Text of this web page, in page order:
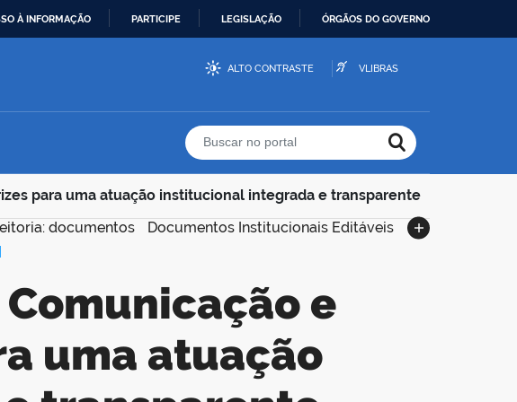
À INFORMAÇÃO PARTICIPE LEGISLAÇÃO ÓRGÃOS DO GOVERNO
ALTO CONTRASTE VLIBRAS
Buscar no portal
para uma atuação institucional integrada e transparente
documentos
Documentos Institucionais Editáveis
uma atuação